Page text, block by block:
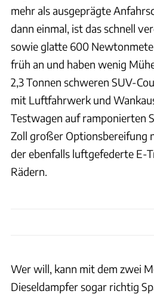
mehr als ausgeprägte
dann einmal, ist das schnell
sowie glatte 600
früh an und haben wenig
2,3 Tonnen schweren SUV-
mit Luftfahrwerk und
Testwagen auf ramponierten
Zoll großer Optionsbereifung
der ebenfalls luftgefederte E-
Rädern.
Wer will, kann mit dem zwei
Dieseldampfer sogar richtig